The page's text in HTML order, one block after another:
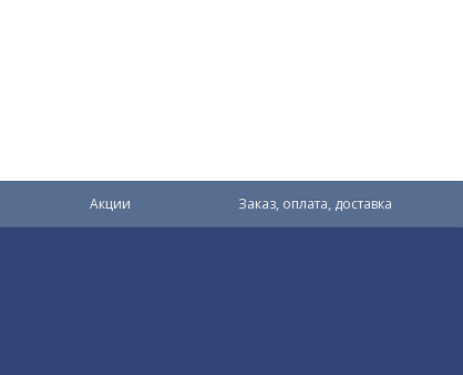
Акции Заказ, оплата, доставка